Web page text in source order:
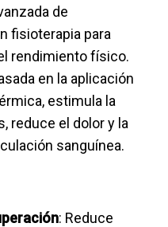
de
fisioterapia para
rendimiento físico.
en la aplicación
estimula la
reduce el dolor y la
sanguínea.
: Reduce